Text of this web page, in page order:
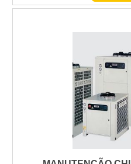
chiller Carrier em